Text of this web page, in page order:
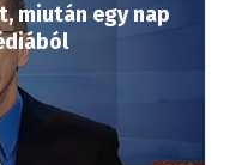
miután egy nap